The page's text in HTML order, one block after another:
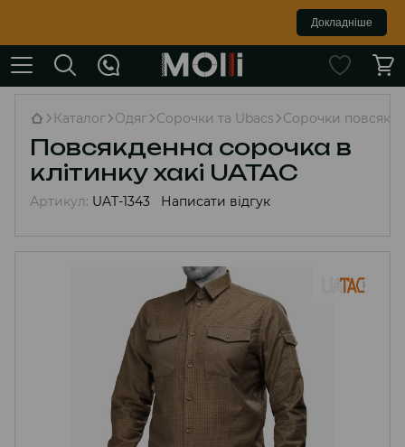
Докладніше
Каталог Одяг Сорочки та Ubacs Сорочки
Повсякденна сорочка в
клітинку хакі UATAC
Артикул: UAT-1343 Написати відгук